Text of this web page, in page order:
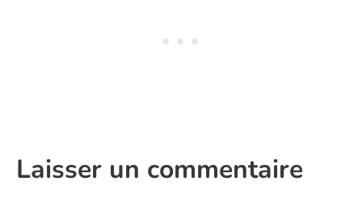
Laisser un commentaire